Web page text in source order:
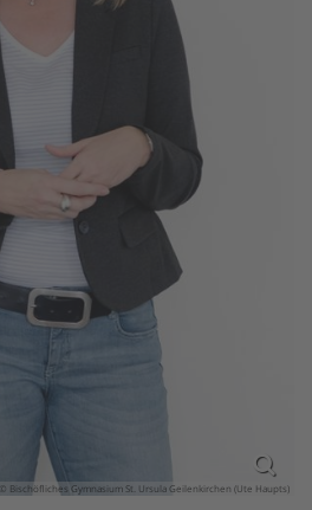
© Bischöfliches Gymnasium St. Ursula Geilenkirchen (Ute Haupts)